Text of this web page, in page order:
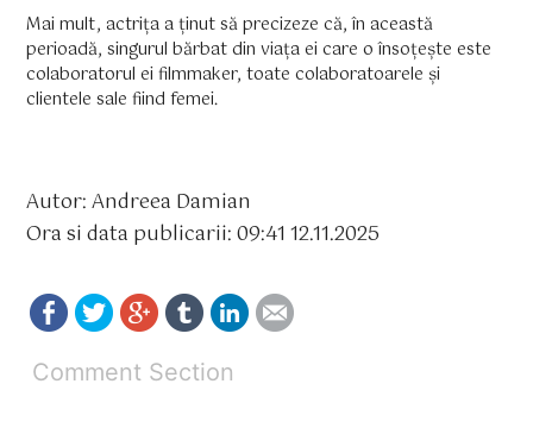
Mai mult, actrița a ținut să precizeze că, în această
perioadă, singurul bărbat din viața ei care o însoțește este
colaboratorul ei filmmaker, toate colaboratoarele și
clientele sale fiind femei.
Autor: Andreea Damian
Ora si data publicarii: 09:41 12.11.2025
Comment Section